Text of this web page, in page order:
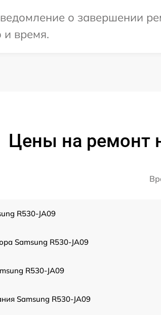
о завершении
и время.
Цены на ремонт
R530-JA09
Samsung R530-JA09
R530-JA09
Samsung R530-JA09